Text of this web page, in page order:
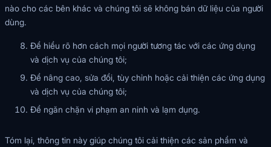
nào cho các bên khác và chúng tôi sẽ không bán dữ liệu của người
dùng.
Để hiểu rõ hơn cách mọi người tương tác với các ứng dụng
và dịch vụ của chúng tôi;
Để nâng cao, sửa đổi, tùy chỉnh hoặc cải thiện các ứng dụng
và dịch vụ của chúng tôi;
Để ngăn chặn vi phạm an ninh và lạm dụng.
Tóm lại, thông tin này giúp chúng tôi cải thiện các sản phẩm và